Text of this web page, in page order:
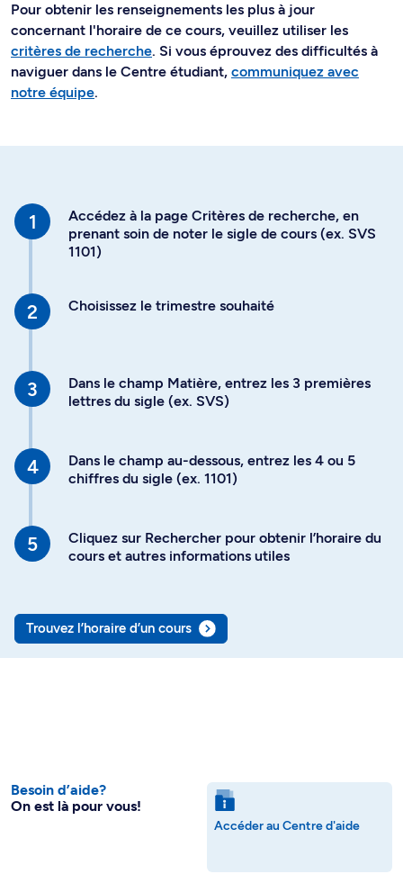
Pour obtenir les renseignements les plus à jour
concernant l'horaire de ce cours, veuillez utiliser les
critères de recherche. Si vous éprouvez des difficultés à
naviguer dans le Centre étudiant, communiquez avec
notre équipe.
Accédez à la page Critères de recherche, en
prenant soin de noter le sigle de cours (ex. SVS
1101)
Choisissez le trimestre souhaité
Dans le champ Matière, entrez les 3 premières
lettres du sigle (ex. SVS)
Dans le champ au-dessous, entrez les 4 ou 5
chiffres du sigle (ex. 1101)
Cliquez sur Rechercher pour obtenir l’horaire du
cours et autres informations utiles
Trouvez l’horaire d’un cours
Besoin d’aide?
On est là pour vous!
Accéder au Centre d'aide